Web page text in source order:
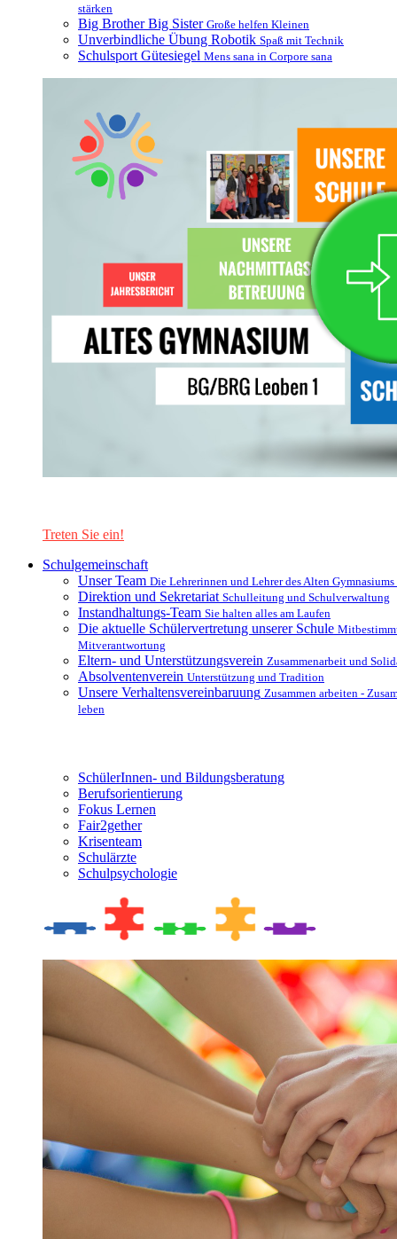
stärken
Big Brother Big Sister Große helfen Kleinen
Unverbindliche Übung Robotik Spaß mit Technik
Schulsport Gütesiegel Mens sana in Corpore sana
Treten Sie ein!
Schulgemeinschaft
Unser Team Die Lehrerinnen und Lehrer des Alten
Direktion und Sekretariat Schulleitung und Schulverwaltung
Instandhaltungs-Team Sie halten alles am Laufen
Die aktuelle Schülervertretung unserer Schule
Mitverantwortung
Eltern- und Unterstützungsverein Zusammenarbeit und
Absolventenverein Unterstützung und Tradition
Unsere Verhaltensvereinbaruung Zusammen arbeiten -
leben
SchülerInnen- und Bildungsberatung
Berufsorientierung
Fokus Lernen
Fair2gether
Krisenteam
Schulärzte
Schulpsychologie